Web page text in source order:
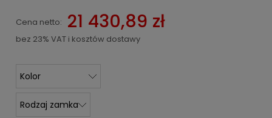
Cena netto: 21 430,89 zł
bez 23% VAT i kosztów dostawy